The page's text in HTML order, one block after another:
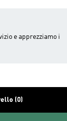
e apprezziamo i
(0)